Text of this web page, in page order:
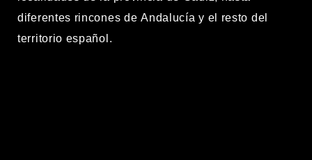
diferentes rincones deAndalucía y el resto del
territorio español .